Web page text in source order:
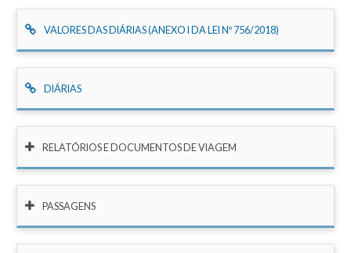
VALORES DAS DIÁRIAS (ANEXO I DA LEI Nº 756/2018)
DIÁRIAS
RELATÓRIOS E DOCUMENTOS DE VIAGEM
PASSAGENS